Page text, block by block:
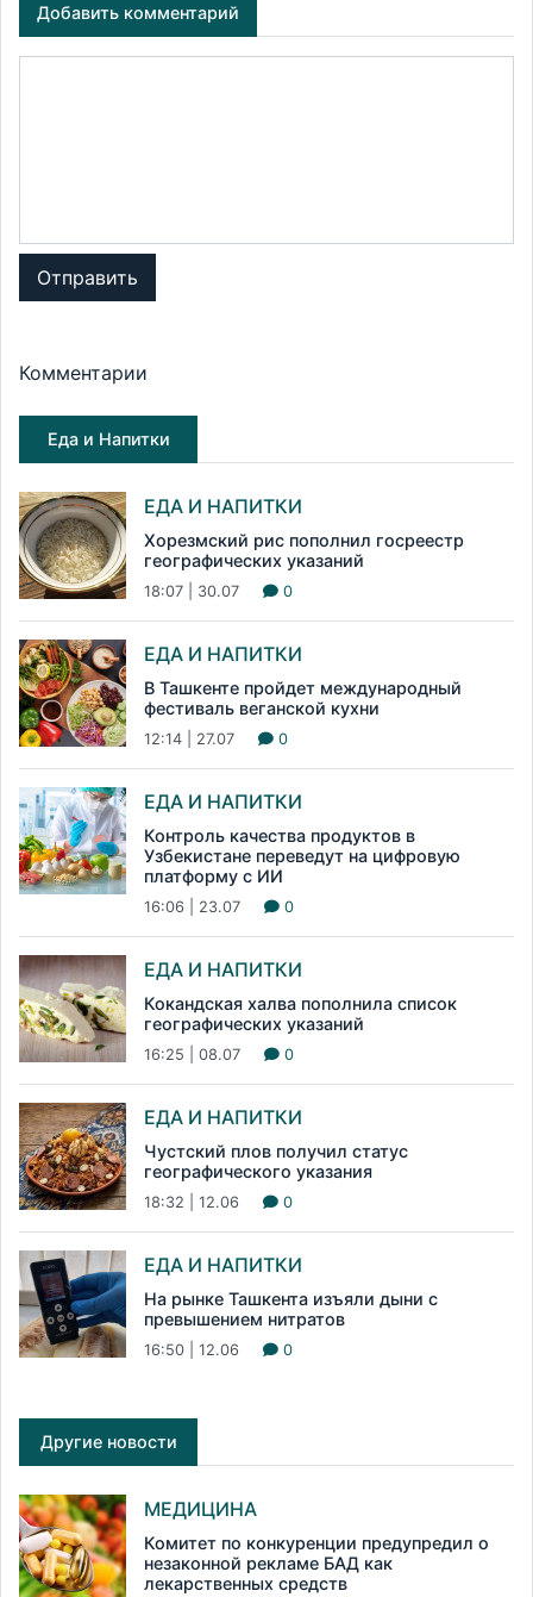
Добавить комментарий
Отправить
Комментарии
Еда и Напитки
ЕДА И НАПИТКИ
Хорезмский рис пополнил госреестр
географических указаний
18:07 | 30.07 0
ЕДА И НАПИТКИ
В Ташкенте пройдет международный
фестиваль веганской кухни
12:14 | 27.07 0
ЕДА И НАПИТКИ
Контроль качества продуктов в
Узбекистане переведут на цифровую
платформу с ИИ
16:06 | 23.07 0
ЕДА И НАПИТКИ
Кокандская халва пополнила список
географических указаний
16:25 | 08.07 0
ЕДА И НАПИТКИ
Чустский плов получил статус
географического указания
18:32 | 12.06 0
ЕДА И НАПИТКИ
На рынке Ташкента изъяли дыни с
превышением нитратов
16:50 | 12.06 0
Другие новости
МЕДИЦИНА
Комитет по конкуренции предупредил о
незаконной рекламе БАД как
лекарственных средств